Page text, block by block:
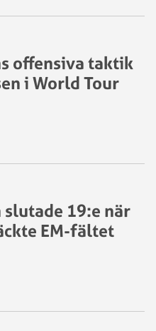
offensiva taktik
i World Tour
slutade 19:e när
EM-fältet